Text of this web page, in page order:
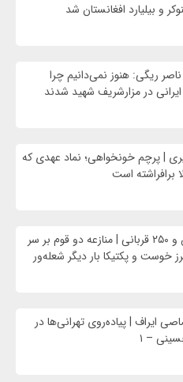
و بیلیارد افغانستان شد
ریگی: هنوز نمی‌دانیم چرا
در مزارشریف شهید شدند
| پرچم خونخواهی؛ نماد عهدی که
برافراشته است
۸۰ سال تنش و ۲۵۰ قربانی | منازعه دو قوم بر سر
خوست و پکتیکا بار دیگر شعله‌ور
ایراف | پیاده‌روی تهرانی‌ها در
– ۱